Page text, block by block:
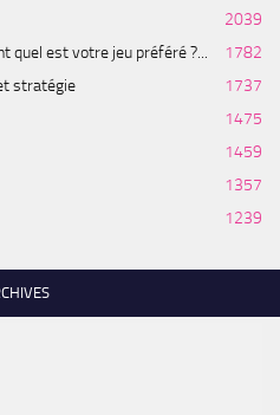
2039
quel est votre jeu préféré ?...
1782
stratégie
1737
1475
1459
1357
1239